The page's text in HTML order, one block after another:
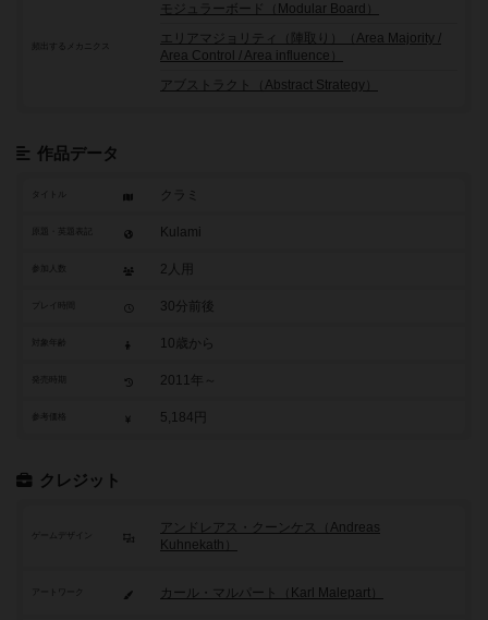
頻出するメカニクス
モジュラーボード（Modular Board）
エリアマジョリティ（陣取り）（Area Majority /
Area Control / Area influence）
アブストラクト（Abstract Strategy）
作品データ
タイトル クラミ
Kulami
参加人数 2人用
30分前後
10歳から
2011年～
参考価格 5,184円
クレジット
ゲームデザイン
アンドレアス・クーンケス（Andreas
Kuhnekath）
アートワーク カール・マルパート（Karl Malepart）